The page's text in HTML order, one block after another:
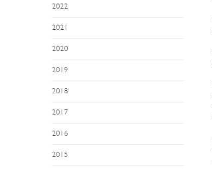
2022
2021
2020
2019
2018
2017
2016
2015